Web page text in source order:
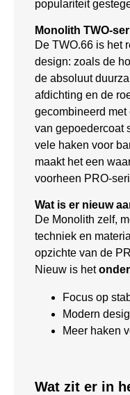
populariteit
Monolith TWO-
De TWO.66 is het
design: zoals de
de absoluut
afdichting en de
gecombineerd met
van gepoedercoat
vele haken voor
maakt het een
voorheen PRO-
Wat is er nieuw
De Monolith zelf,
techniek en
opzichte van de
Nieuw is het
Focus op
Modern
Meer haken
Wat zit er in